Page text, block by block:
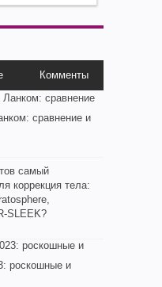
Комменты
сравнение и
самый
коррекция тела:
SLEEK?
роскошные и